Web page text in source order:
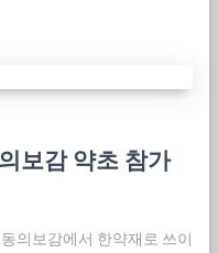
보감 약초 참가
의보감에서 한약재로 쓰이